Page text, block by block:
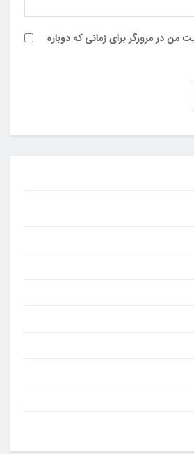
من در مرورگر برای زمانی که دوباره